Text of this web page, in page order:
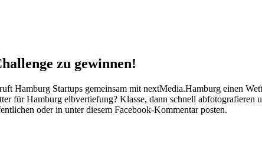
zu gewinnen!
Hamburg Startups gemeinsam mit nextMedia.Hamburg einen
für Hamburg elbvertiefung? Klasse, dann schnell abfotografieren
oder in unter diesem Facebook-Kommentar posten.